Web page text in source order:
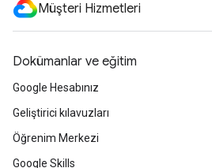
Müşteri Hizmetleri
Dokümanlar ve eğitim
Google Hesabınız
Geliştirici kılavuzları
Öğrenim Merkezi
Google Skills